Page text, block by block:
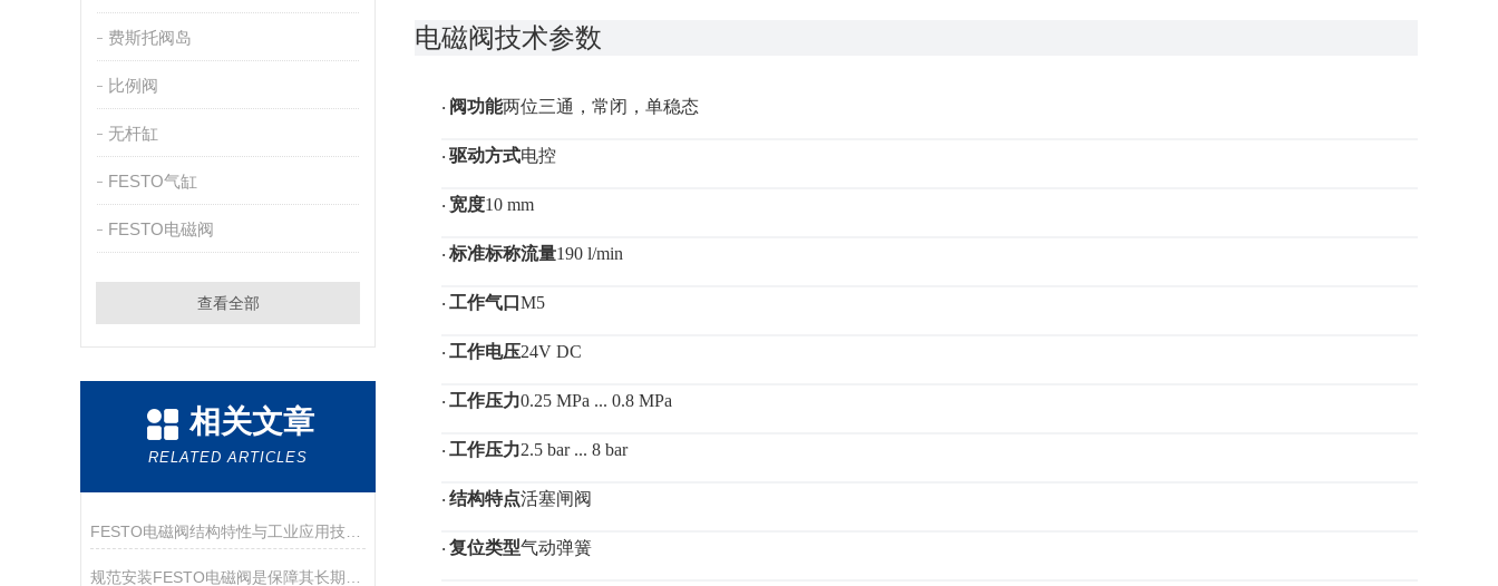
费斯托阀岛
比例阀
无杆缸
FESTO气缸
FESTO电磁阀
查看全部
相关文章
RELATED ARTICLES
FESTO电磁阀结构特性与工业应用技术解析
电磁阀技术参数
· 阀功能两位三通，常闭，单稳态
· 驱动方式电控
· 宽度10 mm
· 标准标称流量190 l/min
· 工作气口 M5
· 工作电压24V DC
· 工作压力0.25 MPa ... 0.8 MPa
· 工作压力2.5 bar ... 8 bar
· 结构特点活塞闸阀
· 复位类型气动弹簧